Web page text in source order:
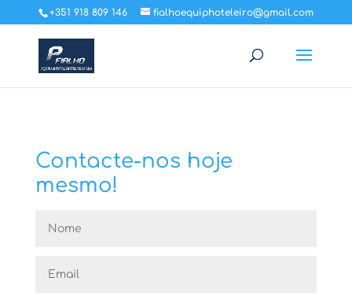
+351 918 809 146 fialhoequiphoteleiro@gmail.com
Contacte-nos hoje
mesmo!